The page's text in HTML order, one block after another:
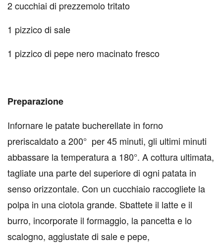
2 cucchiai di prezzemolo tritato
1 pizzico di sale
1 pizzico di pepe nero macinato fresco
Preparazione
Infornare le patate bucherellate in forno
preriscaldato a 200° per 45 minuti, gli ultimi minuti
abbassare la temperatura a 180°. A cottura ultimata,
tagliate una parte del superiore di ogni patata in
senso orizzontale. Con un cucchiaio raccogliete la
polpa in una ciotola grande. Sbattete il latte e il
burro, incorporate il formaggio, la pancetta e lo
scalogno, aggiustate di sale e pepe,